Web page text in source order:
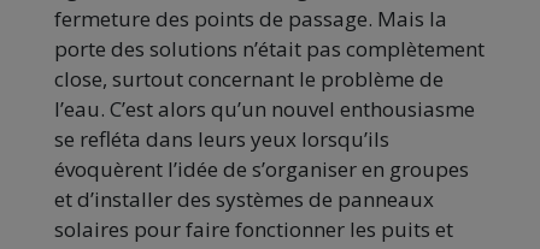
fermeture des points de passage. Mais la
porte des solutions n’était pas complètement
close, surtout concernant le problème de
l’eau. C’est alors qu’un nouvel enthousiasme
se refléta dans leurs yeux lorsqu’ils
évoquèrent l’idée de s’organiser en groupes
et d’installer des systèmes de panneaux
solaires pour faire fonctionner les puits et